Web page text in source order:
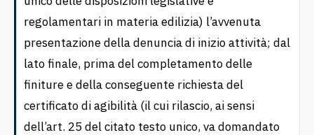
regolamentari in materia edilizia) l’avvenuta
presentazione della denuncia di inizio attività; dal
lato finale, prima del completamento delle
finiture e della conseguente richiesta del
certificato di agibilità (il cui rilascio, ai sensi
dell’art. 25 del citato testo unico, va domandato